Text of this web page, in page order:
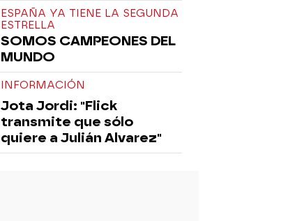
ESPAÑA YA TIENE LA SEGUNDA
ESTRELLA
SOMOS CAMPEONES DEL
MUNDO
INFORMACIÓN
Jota Jordi: "Flick
transmite que sólo
quiere a Julián Alvarez"